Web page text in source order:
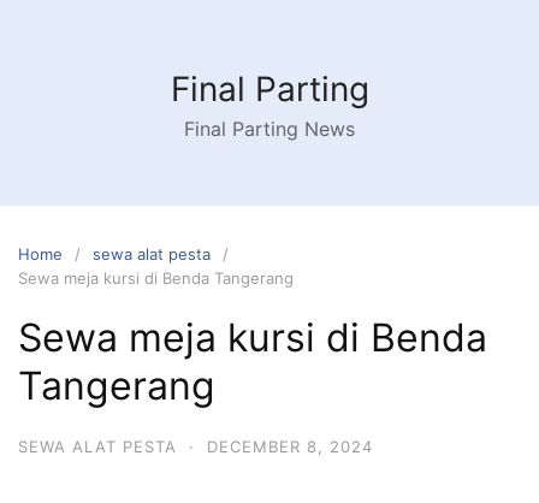
Final Parting
Final Parting News
Home
sewa alat pesta
Sewa meja kursi di Benda Tangerang
Sewa meja kursi di Benda
Tangerang
SEWA ALAT PESTA · DECEMBER 8, 2024